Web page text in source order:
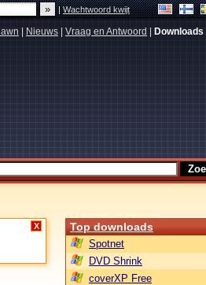
|Wachtwoord kwijt
Nieuws Vraag en Antwoord Downloads
X Top downloads
Spotnet
DVD Shrink
coverXP Free